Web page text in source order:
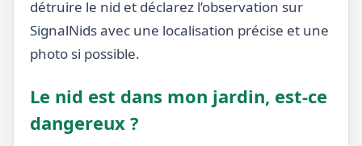
détruire le nid et déclarez l’observation sur
SignalNids avec une localisation précise et une
photo si possible.
Le nid est dans mon jardin, est-ce
dangereux ?